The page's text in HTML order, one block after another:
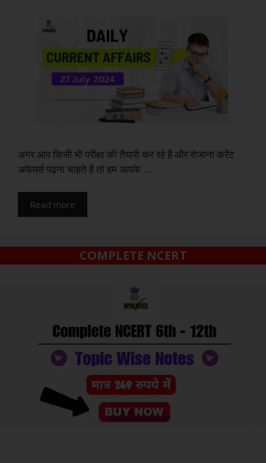
अगर आप किसी भी परीक्षा की तैयारी कर रहे है और रोजाना करेंट
अफेयर्स पढ़ना चाहते है तो हम आपके …
Read more
COMPLETE NCERT